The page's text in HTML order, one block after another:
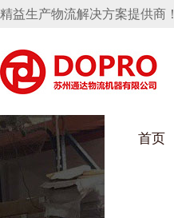
精益生产物流解决方案提供商！
首页
麻豆MV在线观看架
丝车/纺丝车
乌龟车/平台车
化纤纺织行业